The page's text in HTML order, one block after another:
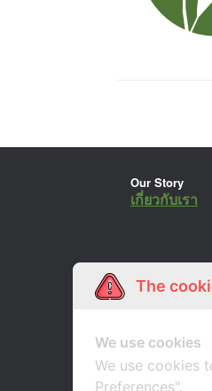
Our Story
เกี่ยวกับเรา
The
We use cookies
We use cookies
Preferences".